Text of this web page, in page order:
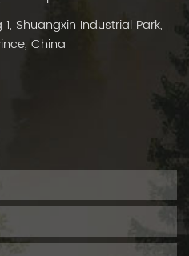
1, Shuangxin Industrial Park,
China